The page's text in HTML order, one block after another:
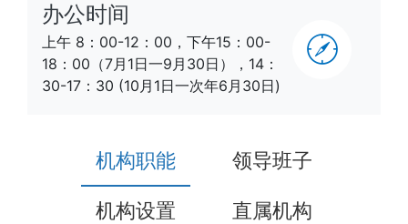
办公时间
上午 8：00-12：00，下午15：00-
18：00（7月1日一9月30日），14：
30-17：30 (10月1日一次年6月30日)
机构职能 领导班子
机构设置 直属机构